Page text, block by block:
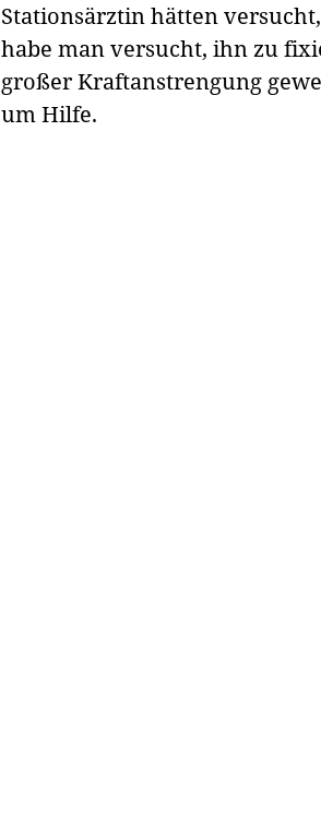
Stationsärztin hätten
habe man versucht, ihn zu
großer Kraftanstrengung
um Hilfe.